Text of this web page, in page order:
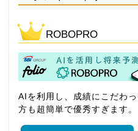
ROBOPRO
AIを利用し、成績にこだわ
方も超簡単で優秀すぎます。